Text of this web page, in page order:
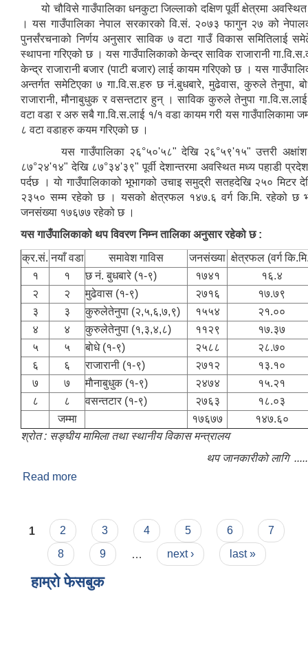
यो चौविसे गाउँपालिका धनकुटा जिल्लाको दक्षिण पूर्वी क्षेत्रमा
। यस गाउँपालिका नेपाल सरकारको वि.सं. २०७३ फागुन २७ को
पुनर्संरचनाको निर्णय अनुसार साविक ७ वटा गाउँ विकास समितिलाई
स्थापना गरिएको छ । यस गाउँपालिकाको केन्द्र साविक राजारानी
केन्द्र राजारानी बजार (पाटी बजार) लाई कायम गरिएको छ । यस
अन्तर्गत समेटिएका ७ गा.वि.स.हरु छ नं.बुधबारे, मुढेवास, कुरुले तेनुपा,
राजारानी, मौनाबुधुक र वसन्तटार हुन् । साविक कुरुले तेनुपा
वटा वडा र अरु सबै गा.वि.स.लाई १/१ वडा कायम गरी यस गाउँपालिकामा
८ वटा वडाहरु कयम गरिएको छ ।
यस गाउँपालिका २६°५०'५८" देखि २६°५९'१५" उत्तरी
८७°२४'१४" देखि ८७°३४'३९" पूर्वी देशान्तरमा अवस्थित मध्य पहाडी
पर्दछ । याे गाउँपालिकाको भूभागको उचाइ समुद्री सतहदेखि २५० मिटर
२३५० सम्म रहेकाे छ । यसको क्षेत्रफल १४७.६ वर्ग कि.मि. रहेको छ
जनसंख्या १७६७७ रहेको छ ।
यस गाउँपालिकाको थप विवरण निम्न तालिका अनुसार रहेको छ :
क्र.सं. नयाँ वडा समावेश गाविस जनसंख्या क्षेत्रफल ‌‌‍(वर्ग
१
१ छ नं. बुधबारे (१-९) १७४१
१६.४
२
२ मुढेवास (१-९) २७१६
१७.७९
३
३ कुरुलेतेनुपा (२,५,६,७,९) १५५४
२१.००
४
४ कुरुलेतेनुपा (१,३,४,८) ११२९
१७.३७
५
५ बाेधे (१-९) २५८८
२८.७०
६
६ राजारानी (१-९) २७१२
१३.१०
७
७ माैनाबुधुक (१-९) २४७४
१५.२१
८
८ वसन्तटार (१-९) २७६३
१८.०३
जम्मा
१७६७७
१४७.६०
श्रोत : सङ्घीय मामिला तथा स्थानीय विकास मन्त्रालय
थप जानकारीकाे लागि
Read more
Pages
1 2 3 4 5 6
7
8
9 … next › last »
हाम्राे फेसबुक